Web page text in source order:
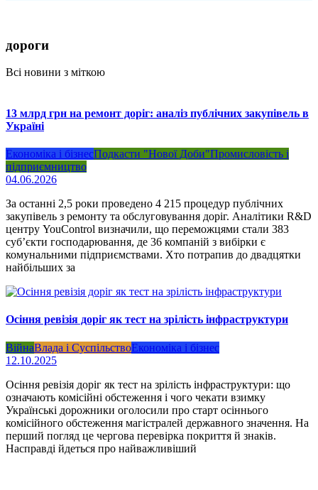
дороги
Всі новини з міткою
13 млрд грн на ремонт доріг: аналіз публічних закупівель в
Україні
Економіка і бізнесПодкасти "Нової Доби"Промисловість і
підприємництво
04.06.2026
За останні 2,5 роки проведено 4 215 процедур публічних
закупівель з ремонту та обслуговування доріг. Аналітики R&D
центру YouControl визначили, що переможцями стали 383
суб’єкти господарювання, де 36 компаній з вибірки є
комунальними підприємствами. Хто потрапив до двадцятки
найбільших за
Осіння ревізія доріг як тест на зрілість інфраструктури
ВійнаВлада і СуспільствоЕкономіка і бізнес
12.10.2025
Осіння ревізія доріг як тест на зрілість інфраструктури: що
означають комісійні обстеження і чого чекати взимку
Українські дорожники оголосили про старт осіннього
комісійного обстеження магістралей державного значення. На
перший погляд це чергова перевірка покриття й знаків.
Насправді йдеться про найважливіший